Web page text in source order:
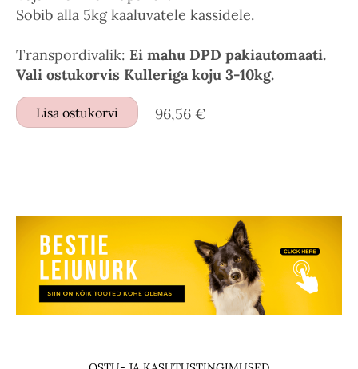
Sobib alla 5kg kaaluvatele kassidele.
Transpordivalik: Ei mahu DPD pakiautomaati.
Vali ostukorvis Kulleriga koju 3-10kg.
Lisa ostukorvi 96,56 €